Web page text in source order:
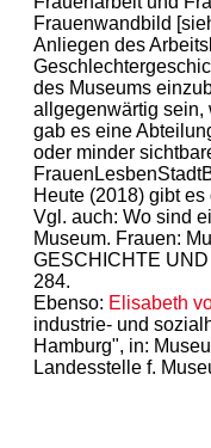
Frauenwandbild
Anliegen des
des Museums
allgegenwärtig sein,
gab es eine
oder minder
Heute (2018) gibt
Vgl. auch: Wo sind
Museum. Frauen:
GESCHICHTE
284.
Ebenso: Elisabeth
industrie- und
Hamburg", in:
Landesstelle f.